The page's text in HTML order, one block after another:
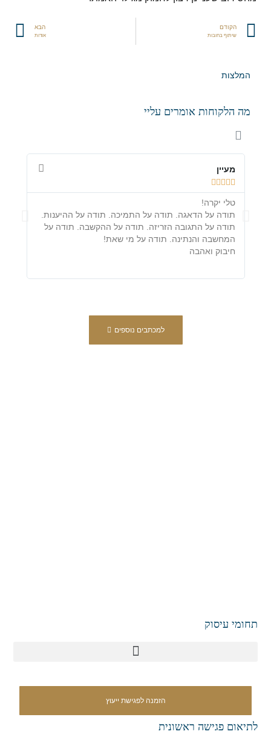
הקודם
שיתוף בחובות
הבא
אודות
המלצות
מה הלקוחות אומרים עליי
מעיין





טלי יקרה!
תודה על הדאגה. תודה על התמיכה. תודה על ההיענות.
תודה על התגובה הזריזה. תודה על ההקשבה. תודה על
המחשבה והנתינה. תודה על מי שאת!
חיבוק ואהבה
למכתבים נוספים
תחומי עיסוק
הזמנה לפגישת ייעוץ
לתיאום פגישה ראשונית